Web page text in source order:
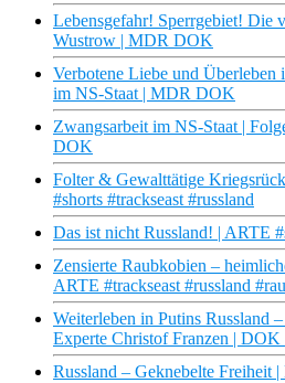
Lebensgefahr! Sperrgebiet! Die
Wustrow | MDR DOK
Verbotene Liebe und Überleben
im NS-Staat | MDR DOK
Zwangsarbeit im NS-Staat |
DOK
Folter & Gewalttätige
#shorts #trackseast #russland
Das ist nicht Russland! | ARTE
Zensierte Raubkobien –
ARTE #trackseast #russland
Weiterleben in Putins Russland
Experte Christof Franzen | DOK
Russland – Geknebelte Freiheit